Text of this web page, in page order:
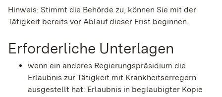
Hinweis: Stimmt die Behörde zu, können Sie mit der
Tätigkeit bereits vor Ablauf dieser Frist beginnen.
Erforderliche Unterlagen
wenn ein anderes Regierungspräsidium die
Erlaubnis zur Tätigkeit mit Krankheitserregern
ausgestellt hat: Erlaubnis in beglaubigter Kopie